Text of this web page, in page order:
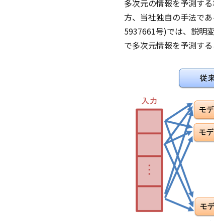
多次元の情報を予測す
方、当社独自の手法で
5937661号)では、説明
で多次元情報を予測する